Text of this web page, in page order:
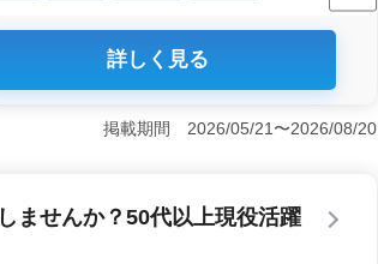
をお持ちの方を優遇します。残業が少な
動車整備士として、点検整備や車検整備
詳しく見る
掲載期間 2026/05/21〜2026/08/20
ませんか？50代以上現役活躍